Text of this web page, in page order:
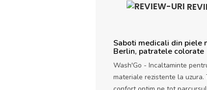
Saboti medicali din piele
Berlin, patratele colorate
Wash'Go - Incaltaminte
materiale rezistente la